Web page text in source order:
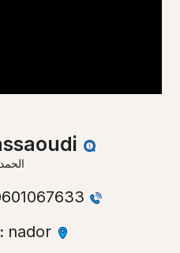
About massaoudi
الحمد لله
Telephone:
0601067633
Address:
nador